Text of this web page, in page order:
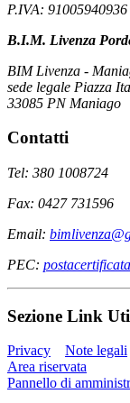
P.IVA: 91005940936
B.I.M. Livenza
BIM Livenza -
sede legale Piazza
33085 PN Maniago
Contatti
Tel: 380 1008724
Fax: 0427 731596
Email:
PEC:
Sezione Link
Privacy Note legali
Area riservata
Pannello di